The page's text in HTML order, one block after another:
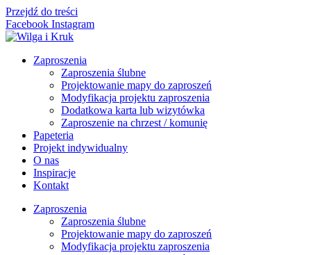
Przejdź do treści
Facebook Instagram
Zaproszenia
Zaproszenia ślubne
Projektowanie mapy do zaproszeń
Modyfikacja projektu zaproszenia
Dodatkowa karta lub wizytówka
Zaproszenie na chrzest / komunię
Papeteria
Projekt indywidualny
O nas
Inspiracje
Kontakt
Zaproszenia
Zaproszenia ślubne
Projektowanie mapy do zaproszeń
Modyfikacja projektu zaproszenia